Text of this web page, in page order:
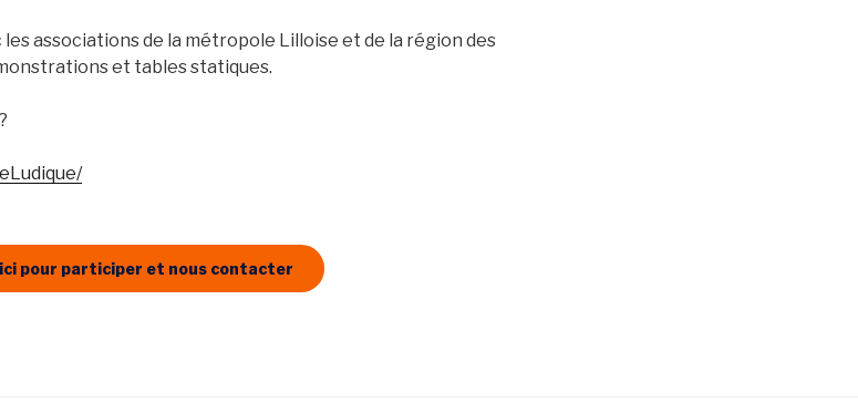
associations de la métropole Lilloise et de la région des
et tables statiques.
pour participer et nous contacter